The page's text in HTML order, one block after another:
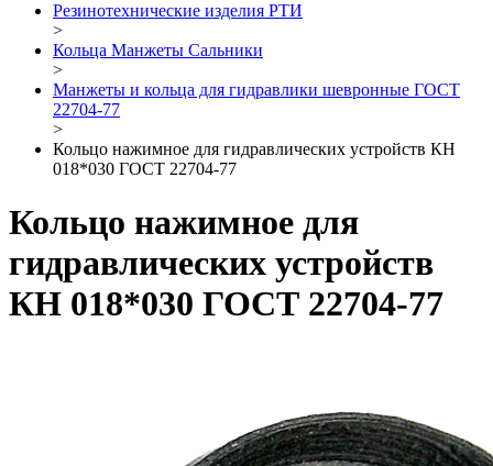
Резинотехнические изделия РТИ
>
Кольца Манжеты Сальники
>
Манжеты и кольца для гидравлики шевронные ГОСТ
22704-77
>
Кольцо нажимное для гидравлических устройств КН
018*030 ГОСТ 22704-77
Кольцо нажимное для
гидравлических устройств
КН 018*030 ГОСТ 22704-77